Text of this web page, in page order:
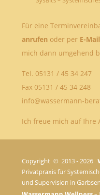
Für eine
anrufen oder per E-Mail
mich dann umgehend
Tel. 05131 / 45 34 247
Fax 05131 / 45 34 248
info@wassermann-
Ich freue mich auf Ihre
Copyright © 2013 - 2026
Privatpraxis für
und Supervision in